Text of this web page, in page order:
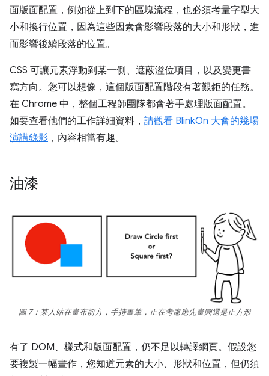
面版面配置，例如從上到下的區塊流程，也必須考量字型大
小和換行位置，因為這些因素會影響段落的大小和形狀，進
而影響後續段落的位置。
CSS 可讓元素浮動到某一側、遮蔽溢位項目，以及變更書
寫方向。您可以想像，這個版面配置階段有著艱鉅的任務。
在 Chrome 中，整個工程師團隊都會著手處理版面配置。
如要查看他們的工作詳細資料， 請觀看 BlinkOn 大會的幾場
演講錄影 ，內容相當有趣。
油漆
圖 7：某人站在畫布前方，手持畫筆，正在考慮應先畫圓還是正方形
有了 DOM、樣式和版面配置，仍不足以轉譯網頁。假設您
要複製一幅畫作，您知道元素的大小、形狀和位置，但仍須